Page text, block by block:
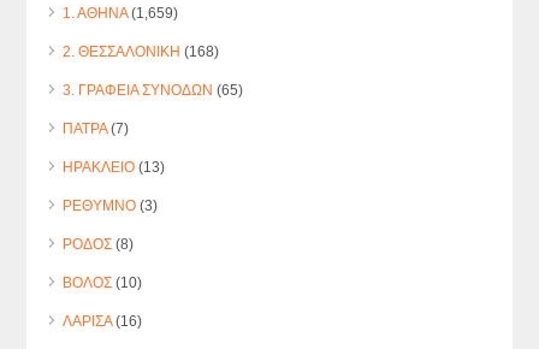
1. ΑΘΗΝΑ(1,659)
2. ΘΕΣΣΑΛΟΝΙΚΗ (168)
3. ΓΡΑΦΕΙΑ ΣΥΝΟΔΩΝ (65)
ΠΑΤΡΑ(7)
ΗΡΑΚΛΕΙΟ (13)
ΡΕΘΥΜΝΟ (3)
ΡΟΔΟΣ (8)
ΒΟΛΟΣ (10)
ΛΑΡΙΣΑ(16)